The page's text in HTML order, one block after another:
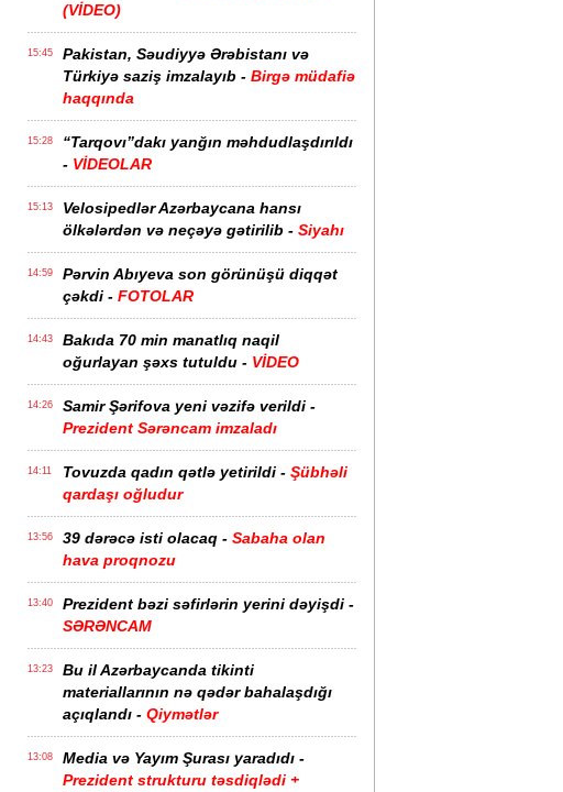
(VİDEO)
15:45
Pakistan, Səudiyyə Ərəbistanı və
Türkiyə saziş imzalayıb - Birgə müdafiə
haqqında
15:28
“Tarqovı”dakı yanğın məhdudlaşdırıldı
- VİDEOLAR
15:13
Velosipedlər Azərbaycana hansı
ölkələrdən və neçəyə gətirilib - Siyahı
14:59
Pərvin Abıyeva son görünüşü diqqət
çəkdi - FOTOLAR
14:43
Bakıda 70 min manatlıq naqil
oğurlayan şəxs tutuldu - VİDEO
14:26
Samir Şərifova yeni vəzifə verildi -
Prezident Sərəncam imzaladı
14:11 Tovuzda qadın qətlə yetirildi - Şübhəli
qardaşı oğludur
13:56 39 dərəcə isti olacaq - Sabaha olan
hava proqnozu
13:40
Prezident bəzi səfirlərin yerini dəyişdi -
SƏRƏNCAM
13:23
Bu il Azərbaycanda tikinti
materiallarının nə qədər bahalaşdığı
açıqlandı - Qiymətlər
13:08
Media və Yayım Şurası yaradıdı -
Prezident strukturu təsdiqlədi +